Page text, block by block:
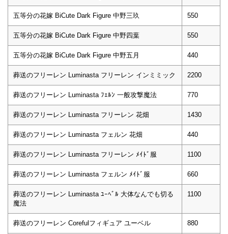
五等分の花嫁 BiCute Dark Figure 中野三玖 550
五等分の花嫁 BiCute Dark Figure 中野四葉 550
五等分の花嫁 BiCute Dark Figure 中野五月 440
葬送のフリーレン Luminasta フリーレン インミミック 2200
葬送のフリーレン Luminasta ﾌｪﾙﾝ 一般攻撃魔法 770
葬送のフリーレン Luminasta フリーレン 花畑 1430
葬送のフリーレン Luminasta フェルン 花畑 440
葬送のフリーレン Luminasta フリーレン ﾒｲﾄﾞ服 1100
葬送のフリーレン Luminasta フェルン ﾒｲﾄﾞ服 660
葬送のフリーレン Luminasta ﾕｰﾍﾞﾙ 大体なんでも切る
魔法
1100
葬送のフリーレン Corefulフィギュア ユーベル 880